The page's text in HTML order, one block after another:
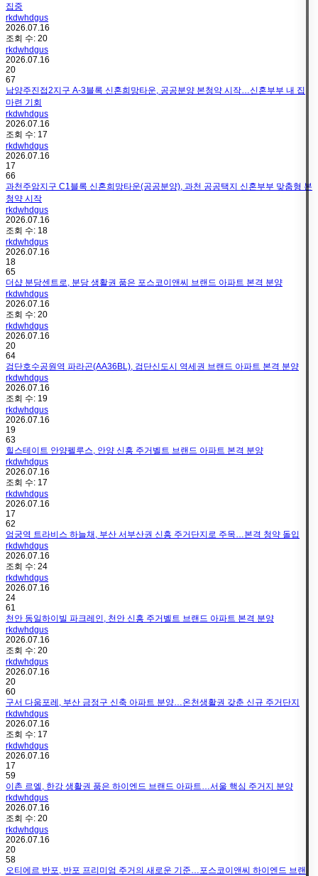
집중
rkdwhdgus
2026.07.16
조회 수: 20
rkdwhdgus
2026.07.16
20
67
남양주진접2지구 A-3블록 신혼희망타운, 공공분양 본청약 시작…신혼부부 내 집
마련 기회
rkdwhdgus
2026.07.16
조회 수: 17
rkdwhdgus
2026.07.16
17
66
과천주암지구 C1블록 신혼희망타운(공공분양), 과천 공공택지 신혼부부 맞춤형 본
청약 시작
rkdwhdgus
2026.07.16
조회 수: 18
rkdwhdgus
2026.07.16
18
65
더샵 분당센트로, 분당 생활권 품은 포스코이앤씨 브랜드 아파트 본격 분양
rkdwhdgus
2026.07.16
조회 수: 20
rkdwhdgus
2026.07.16
20
64
검단호수공원역 파라곤(AA36BL), 검단신도시 역세권 브랜드 아파트 본격 분양
rkdwhdgus
2026.07.16
조회 수: 19
rkdwhdgus
2026.07.16
19
63
힐스테이트 안양펠루스, 안양 신흥 주거벨트 브랜드 아파트 본격 분양
rkdwhdgus
2026.07.16
조회 수: 17
rkdwhdgus
2026.07.16
17
62
엄궁역 트라비스 하늘채, 부산 서부산권 신흥 주거단지로 주목…본격 청약 돌입
rkdwhdgus
2026.07.16
조회 수: 24
rkdwhdgus
2026.07.16
24
61
천안 동일하이빌 파크레인, 천안 신흥 주거벨트 브랜드 아파트 본격 분양
rkdwhdgus
2026.07.16
조회 수: 20
rkdwhdgus
2026.07.16
20
60
구서 다움포레, 부산 금정구 신축 아파트 분양…온천생활권 갖춘 신규 주거단지
rkdwhdgus
2026.07.16
조회 수: 17
rkdwhdgus
2026.07.16
17
59
이촌 르엘, 한강 생활권 품은 하이엔드 브랜드 아파트…서울 핵심 주거지 분양
rkdwhdgus
2026.07.16
조회 수: 20
rkdwhdgus
2026.07.16
20
58
오티에르 반포, 반포 프리미엄 주거의 새로운 기준…포스코이앤씨 하이엔드 브랜